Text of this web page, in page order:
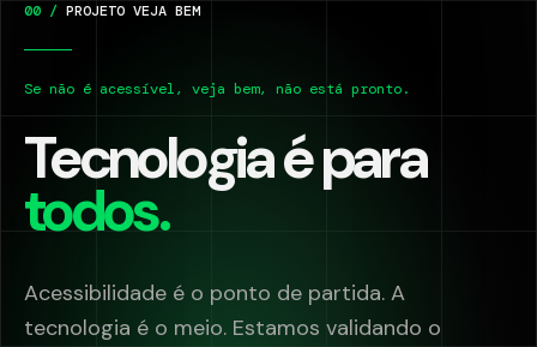
00 / PROJETO VEJA BEM
Se não é acessível, veja bem, não está pronto.
Tecnologia é para
todos.
Acessibilidade é o ponto de partida. A
tecnologia é o meio. Estamos validando o